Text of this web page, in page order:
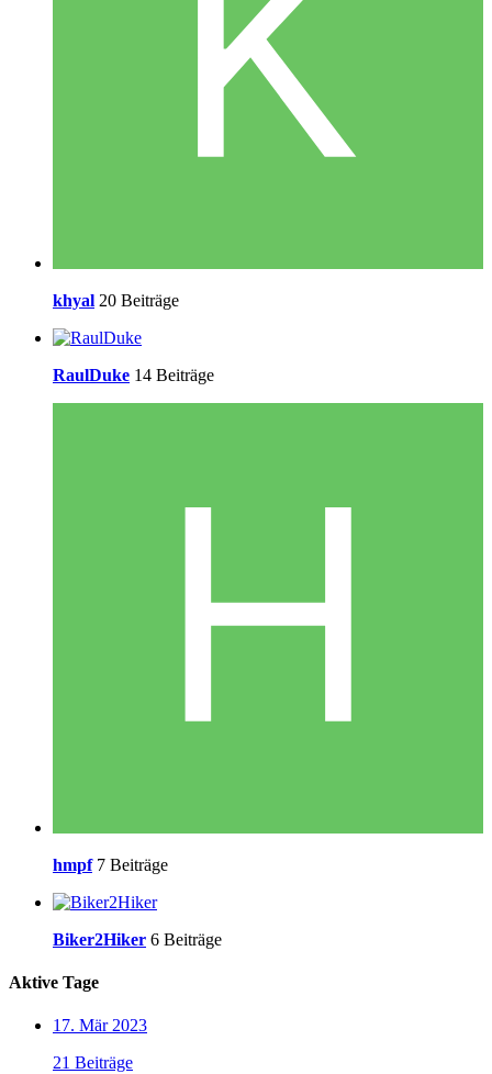
khyal 20 Beiträge
RaulDuke 14 Beiträge
hmpf 7 Beiträge
Biker2Hiker 6 Beiträge
Aktive Tage
17. Mär 2023
21 Beiträge